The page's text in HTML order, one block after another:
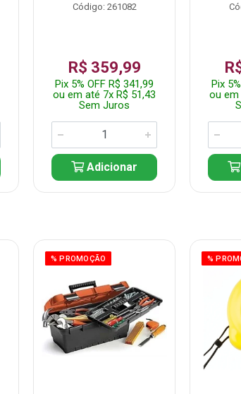
Código: 261082
R$ 359,99
Pix 5% OFF R$ 341,99
ou em até 7x R$ 51,43
Sem Juros
Adicionar
Pix
ou em
% PROMOÇÃO %